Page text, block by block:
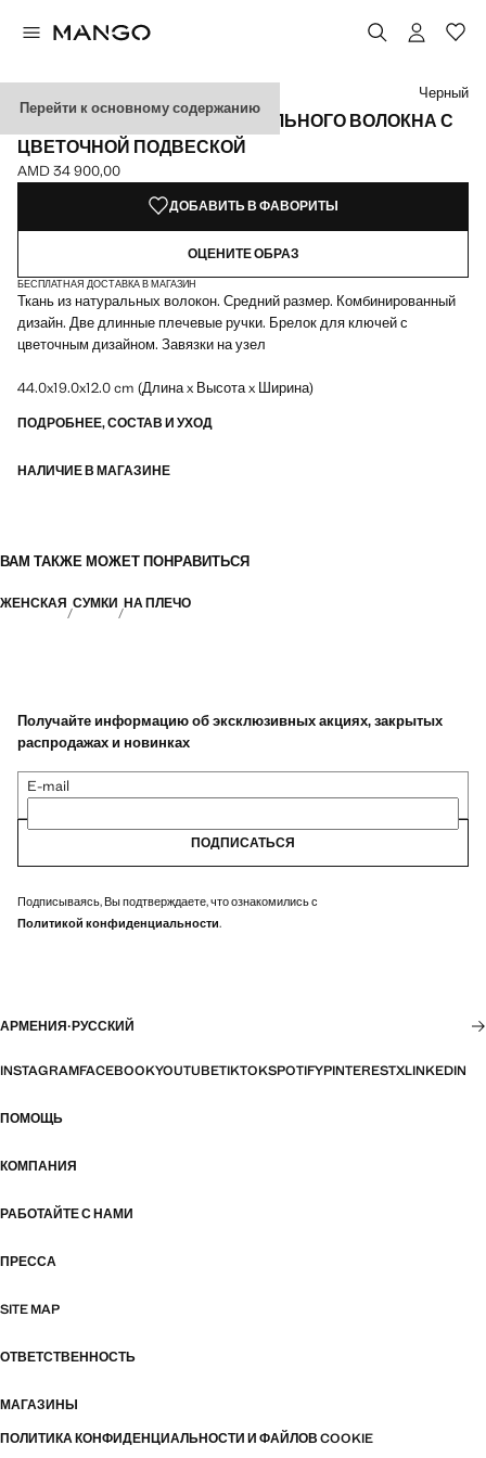
Перейти к основному содержанию
СУМКА-КОРЗИНА ИЗ НАТУРАЛЬНОГО ВОЛОКНА С
ЦВЕТОЧНОЙ ПОДВЕСКОЙ
Текущая цена [AMD 34 900,00 ]
AMD 34 900,00
Выберите цвет
Выбранный цвет: Черный
Цвет Бежевый
Черный
ДОБАВИТЬ В ФАВОРИТЫ
ОЦЕНИТЕ ОБРАЗ
БЕСПЛАТНАЯ ДОСТАВКА В МАГАЗИН
Ткань из натуральных волокон. Средний размер. Комбинированный
дизайн. Две длинные плечевые ручки. Брелок для ключей с
цветочным дизайном. Завязки на узел
44.0x19.0x12.0 cm (Длина x Высота x Ширина)
ПОДРОБНЕЕ, СОСТАВ И УХОД
НАЛИЧИЕ В МАГАЗИНЕ
ВАМ ТАКЖЕ МОЖЕТ ПОНРАВИТЬСЯ
ЖЕНСКАЯ СУМКИ НА ПЛЕЧО
Получайте информацию об эксклюзивных акциях, закрытых
распродажах и новинках
E-mail
ПОДПИСАТЬСЯ
Подписываясь, Вы подтверждаете, что ознакомились с
Политикой конфиденциальности.
АРМЕНИЯ·РУССКИЙ
INSTAGRAMFACEBOOKYOUTUBETIKTOKSPOTIFYPINTERESTXLINKEDIN
ПОМОЩЬ
КОМПАНИЯ
РАБОТАЙТЕ С НАМИ
ПРЕССА
SITE MAP
ОТВЕТСТВЕННОСТЬ
МАГАЗИНЫ
ПОЛИТИКА КОНФИДЕНЦИАЛЬНОСТИ И ФАЙЛОВ COOKIE